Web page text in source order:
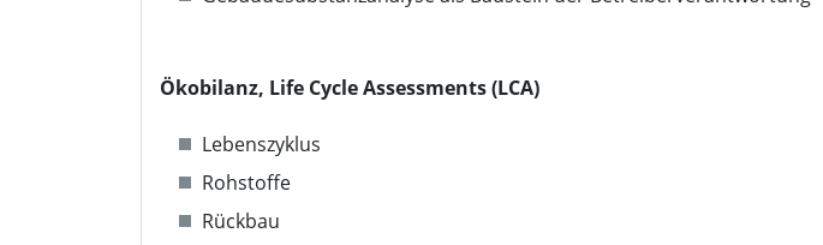
Ökobilanz, Life Cycle Assessments (LCA)
Lebenszyklus
Rohstoffe
Rückbau